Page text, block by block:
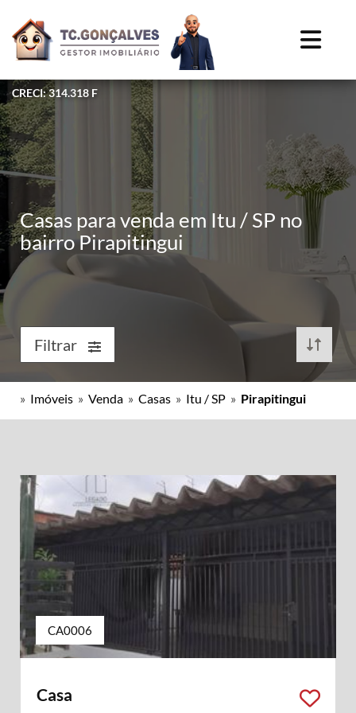
CRECI: 314.318 F
Casas para venda em Itu / SP no
bairro Pirapitingui
Filtrar
» Imóveis » Venda » Casas » Itu / SP » Pirapitingui
CA0006
Casa